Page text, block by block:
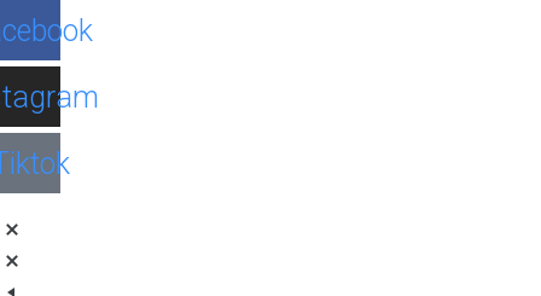
Facebook
Instagram
Tiktok